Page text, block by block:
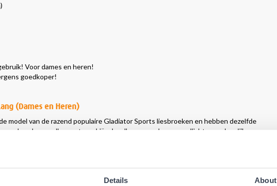
Details About
Voor dames en heren!
goedkoper!
(Dames en Heren)
model van de razend populaire Gladiator Sports liesbroeken en hebben dezelfde
broek voor alle sporten, skiën, hardlopen, werken en wellicht voor dagelijks
De werking van de Gladiator Sports compressiebroeken is
bieden, de beste pasvorm hebben en het materiaal is ook zeer ademend en